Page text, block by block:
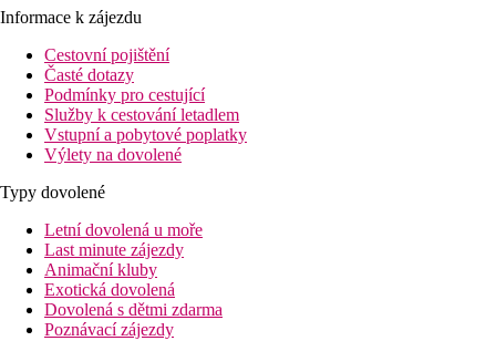
Informace k zájezdu
Cestovní pojištění
Časté dotazy
Podmínky pro cestující
Služby k cestování letadlem
Vstupní a pobytové poplatky
Výlety na dovolené
Typy dovolené
Letní dovolená u moře
Last minute zájezdy
Animační kluby
Exotická dovolená
Dovolená s dětmi zdarma
Poznávací zájezdy